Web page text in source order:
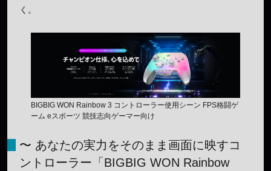
く。
BIGBIG WON Rainbow 3 コントローラー使用シーン FPS格闘ゲ
ーム eスポーツ 競技志向ゲーマー向け
〜 あなたの実力をそのまま画面に映すコ
ントローラー「BIGBIG WON Rainbow